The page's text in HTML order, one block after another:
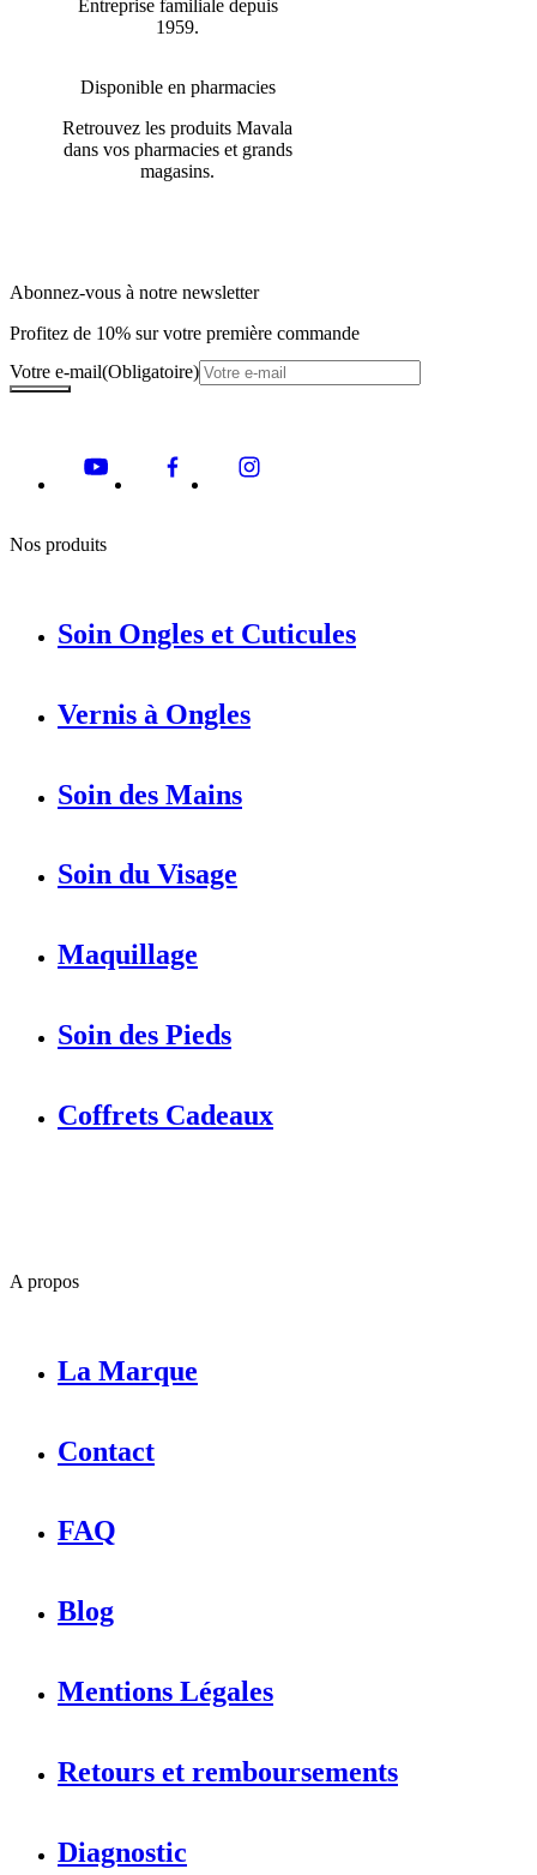
Entreprise familiale depuis
1959.
Disponible en pharmacies
Retrouvez les produits Mavala
dans vos pharmacies et grands
magasins.
Abonnez-vous à notre newsletter
Profitez de 10% sur votre première commande
Votre e-mail(Obligatoire)
Nos produits
Soin Ongles et Cuticules
Vernis à Ongles
Soin des Mains
Soin du Visage
Maquillage
Soin des Pieds
Coffrets Cadeaux
A propos
La Marque
Contact
FAQ
Blog
Mentions Légales
Retours et remboursements
Diagnostic